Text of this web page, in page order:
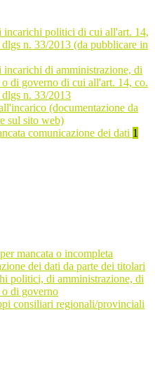
incarichi politici di cui all'art. 14,
n. 33/2013 (da pubblicare in
incarichi di amministrazione, di
di governo di cui all'art. 14, co.
n. 33/2013
(documentazione da
sul sito web)
comunicazione dei dati 1
mancata o incompleta
dei dati da parte dei titolari
politici, di amministrazione, di
di governo
consiliari regionali/provinciali